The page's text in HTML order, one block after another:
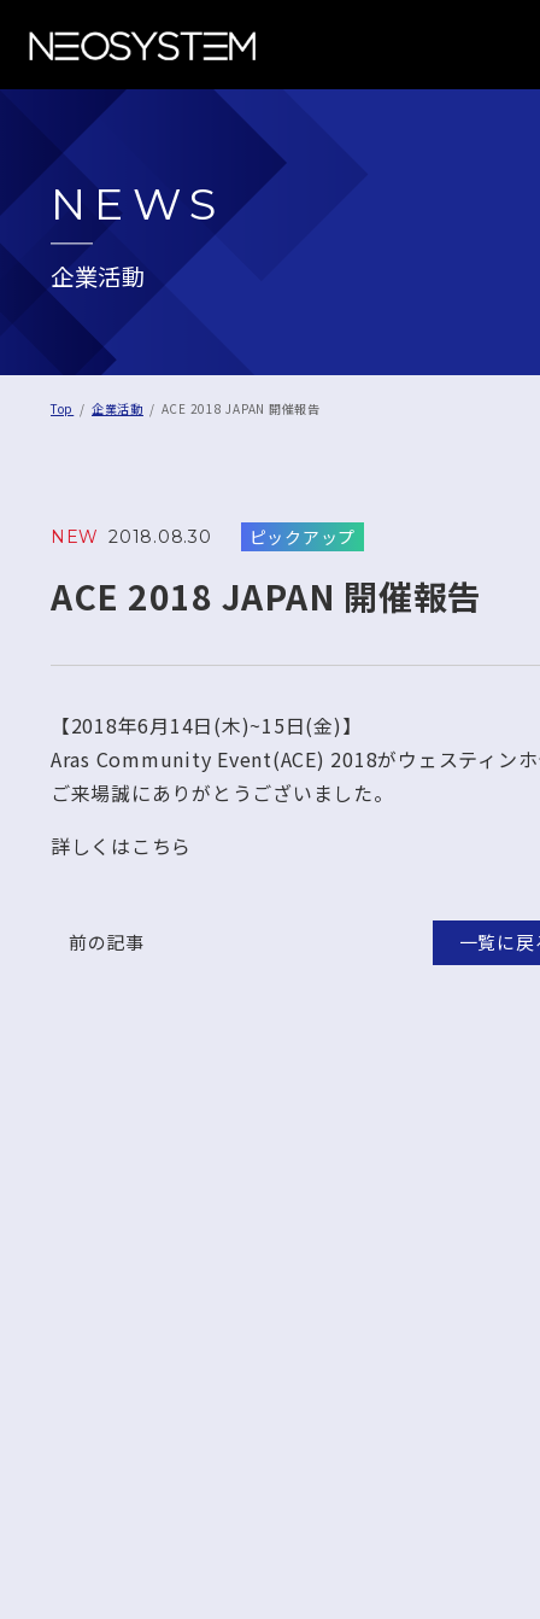
NEWS
企業活動
Top 企業活動 ACE 2018 JAPAN 開催報告
NEW 2018.08.30 ピックアップ
ACE 2018 JAPAN 開催報告
【2018年6月14日(木)~15日(金)】
Aras Community Event(ACE) 2018がウェスティン
ご来場誠にありがとうございました。
詳しくはこちら
前の記事 一覧に戻